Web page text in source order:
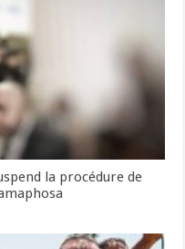
la procédure de